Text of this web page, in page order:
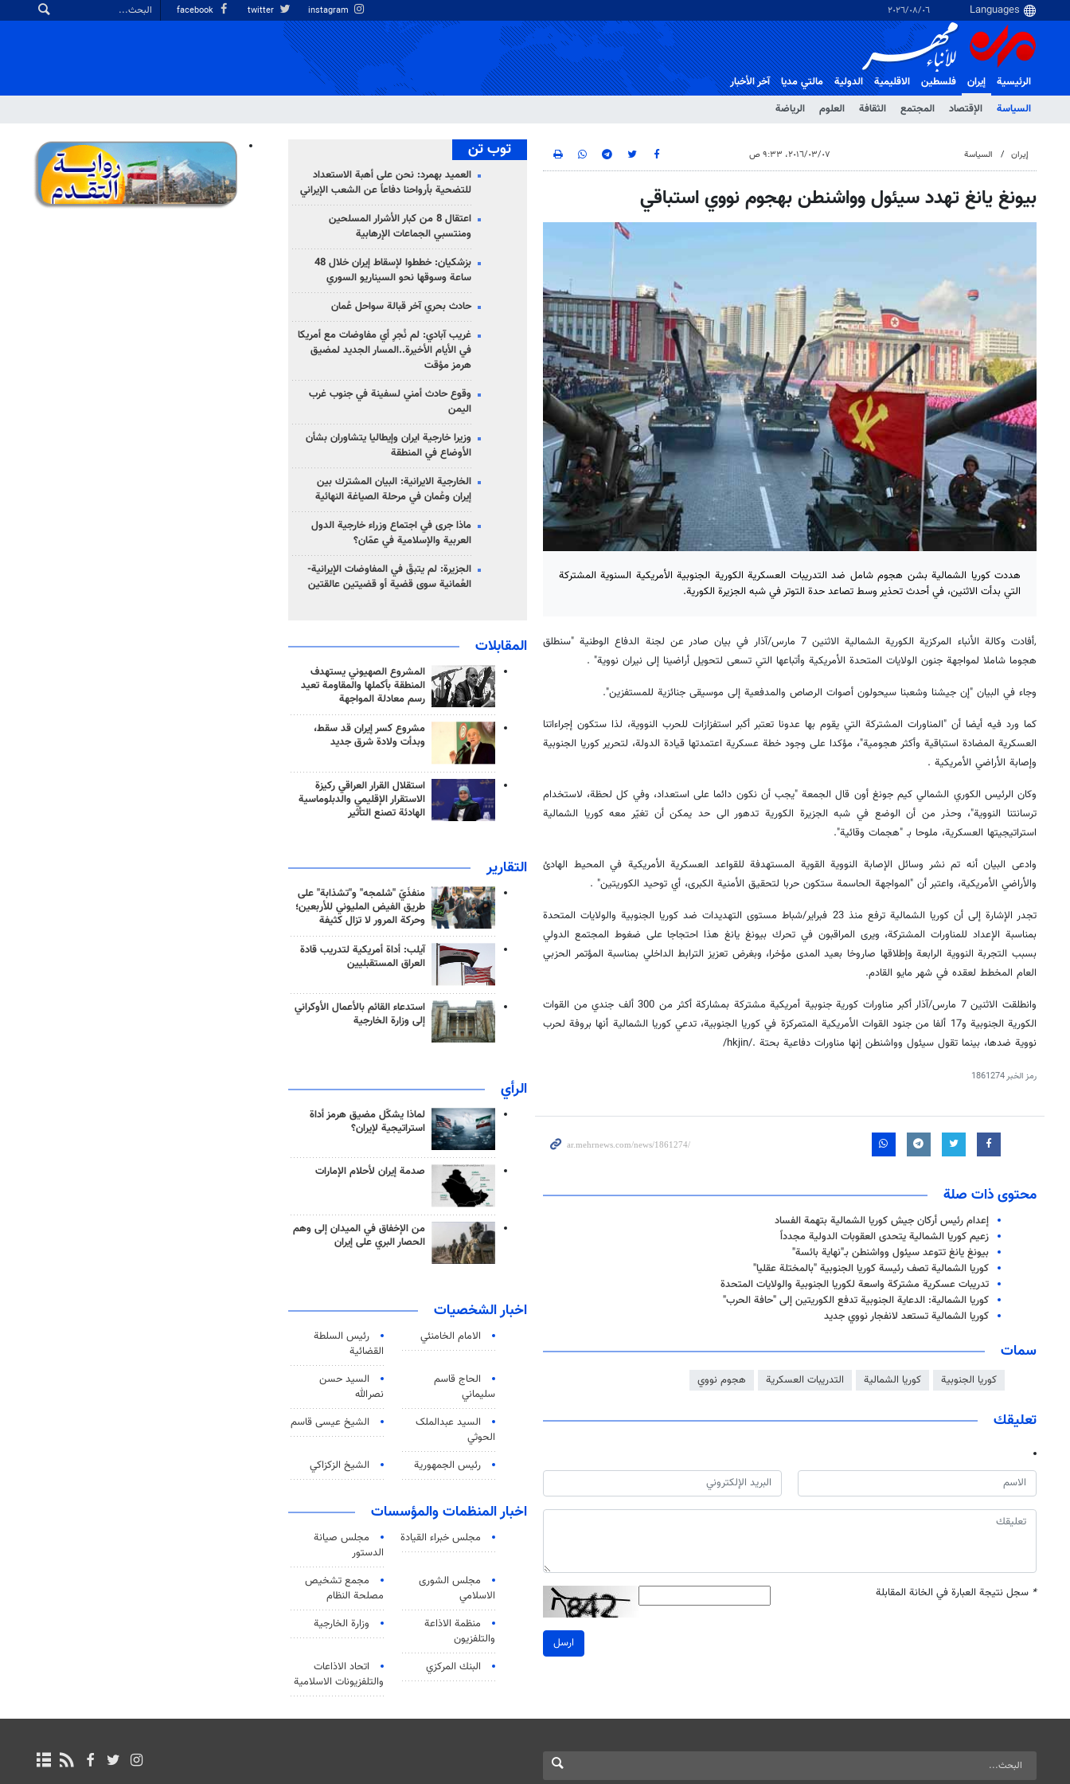
٠٦‏/٠٨‏/٢٠٢٦
الرئيسية
إيران
السياسة
الإقتصاد المجتمع الثقافة العلوم الرياضة
فلسطین الاقلیمیة الدولية مالتي مدیا آخر الأخبار
إيران السياسة ٠٧‏/٠٣‏/٢٠١٦، ٩:٣٣ ص
بيونغ يانغ تهدد سيئول وواشنطن بهجوم نووي استباقي
هددت كوريا الشمالية بشن هجوم شامل ضد التدريبات العسكرية الكورية الجنوبية الأمريكية السنوية المشتركة
التي بدأت الاثنين، في أحدث تحذير وسط تصاعد حدة التوتر في شبه الجزيرة الكورية.
,أفادت وكالة الأنباء المركزية الكورية الشمالية الاثنين 7 مارس/آذار في بيان صادر عن لجنة الدفاع الوطنية "سنطلق
هجوما شاملا لمواجهة جنون الولايات المتحدة الأمريكية وأتباعها التي تسعى لتحويل أراضينا إلى نيران نووية" .
وجاء في البيان "إن جيشنا وشعبنا سيحولون أصوات الرصاص والمدفعية إلى موسيقى جنائزية للمستفزين".
كما ورد فيه أيضا أن "المناورات المشتركة التي يقوم بها عدونا تعتبر أكبر استفزازات للحرب النووية، لذا ستكون إجراءاتنا
العسكرية المضادة استباقية وأكثر هجومية"، مؤكدا على وجود خطة عسكرية اعتمدتها قيادة الدولة، لتحرير كوريا الجنوبية
وإصابة الأراضي الأمريكية .
وكان الرئيس الكوري الشمالي كيم جونغ أون قال الجمعة "يجب أن نكون دائما على استعداد، وفي كل لحظة، لاستخدام
ترسانتنا النووية"، وحذر من أن الوضع في شبه الجزيرة الكورية تدهور الى حد يمكن أن تغيّر معه كوريا الشمالية
استراتيجيتها العسكرية، ملوحا بـ "هجمات وقائية".
وادعى البيان أنه تم نشر وسائل الإصابة النووية القوية المستهدفة للقواعد العسكرية الأمريكية في المحيط الهادئ
والأراضي الأمريكية، واعتبر أن "المواجهة الحاسمة ستكون حربا لتحقيق الأمنية الكبرى، أي توحيد الكوريتين" .
تجدر الإشارة إلى أن كوريا الشمالية ترفع منذ 23 فبراير/شباط مستوى التهديدات ضد كوريا الجنوبية والولايات المتحدة
بمناسبة الإعداد للمناورات المشتركة، ويرى المراقبون في تحرك بيونغ يانغ هذا احتجاجا على ضغوط المجتمع الدولي
بسبب التجربة النووية الرابعة وإطلاقها صاروخا بعيد المدى مؤخرا، وبغرض تعزيز الترابط الداخلي بمناسبة المؤتمر الحزبي
العام المخطط لعقده في شهر مايو القادم.
وانطلقت الاثنين 7 مارس/آذار أكبر مناورات كورية جنوبية أمريكية مشتركة بمشاركة أكثر من 300 ألف جندي من القوات
الكورية الجنوبية و17 ألفا من جنود القوات الأمريكية المتمركزة في كوريا الجنوبية، تدعي كوريا الشمالية أنها بروفة لحرب
نووية ضدها، بينما تقول سيئول وواشنطن إنها مناورات دفاعية بحتة ./hkjin/
رمز الخبر1861274
محتوى ذات صلة
إعدام رئيس أركان جيش كوريا الشمالية بتهمة الفساد
زعيم كوريا الشمالية يتحدى العقوبات الدولية مجدداً
بيونغ يانغ تتوعد سيئول وواشنطن بـ"نهاية بائسة"
كوريا الشمالية تصف رئيسة كوريا الجنوبية "بالمختلة عقليا"
تدريبات عسكرية مشتركة واسعة لكوريا الجنوبية والولايات المتحدة
كوريا الشمالية: الدعاية الجنوبية تدفع الكوريتين إلى "حافة الحرب"
كوريا الشمالية تستعد لانفجار نووي جديد
سمات
كوريا الجنوبية كوريا الشمالية التدريبات العسكرية هجوم نووي
تعليقك
* سجل نتيجة العبارة في الخانة المقابلة
ارسل
توب تن
العميد بهمرد: نحن على أهبة الاستعداد
للتضحية بأرواحنا دفاعاً عن الشعب الإيراني
اعتقال 8 من كبار الأشرار المسلحين
ومنتسبي الجماعات الإرهابية
بزشكيان: خططوا لإسقاط إيران خلال 48
ساعة وسوقها نحو السيناريو السوري
حادث بحري آخر قبالة سواحل عُمان
غريب آبادي: لم نُجرِ أي مفاوضات مع أمريكا
في الأيام الأخيرة..المسار الجديد لمضيق
هرمز مؤقت
وقوع حادث أمني لسفينة في جنوب غرب
اليمن
وزيرا خارجية ايران وإيطاليا يتشاوران بشأن
الأوضاع في المنطقة
الخارجية الايرانية: البيان المشترك بين
إيران وعُمان في مرحلة الصياغة النهائية
ماذا جرى في اجتماع وزراء خارجية الدول
العربية والإسلامية في عمّان؟
الجزيرة: لم يتبقّ في المفاوضات الإيرانية-
العُمانية سوى قضية أو قضيتين عالقتين
المقابلات
المشروع الصهيوني يستهدف
المنطقة بأكملها والمقاومة تعيد
رسم معادلة المواجهة
مشروع كسر إيران قد سقط،
وبدأت ولادة شرق جديد
استقلال القرار العراقي ركيزة
الاستقرار الإقليمي والدبلوماسية
الهادئة تصنع التأثير
التقارير
منفذَيّ "شلمجه" و"تشذابة" على
طريق الفيض المليوني للأربعين؛
وحركة المرور لا تزال كثيفة
آيلب: أداة أمريكية لتدريب قادة
العراق المستقبليين
استدعاء القائم بالأعمال الأوكراني
إلى وزارة الخارجية
الرأي
لماذا يشكّل مضيق هرمز أداة
استراتيجية لإيران؟
صدمة إيران لأحلام الإمارات
من الإخفاق في الميدان إلى وهم
الحصار البري على إيران
اخبار الشخصيات
الامام الخامنئي
رئیس السلطة
القضائیة
الحاج قاسم
سليماني
السيد حسن
نصرالله
السید عبدالملک
الحوثي
الشيخ عيسى قاسم
رئيس الجمهورية الشيخ الزكزاكي
اخبار المنظمات والمؤسسات
مجلس خبراء القيادة
مجلس صيانة
الدستور
مجلس الشورى
الاسلامي
مجمع تشخيص
مصلحة النظام
منظمة الاذاعة
والتلفزیون
وزارة الخارجية
البنك المركزي
اتحاد الاذاعات
والتلفزيونات الاسلامية